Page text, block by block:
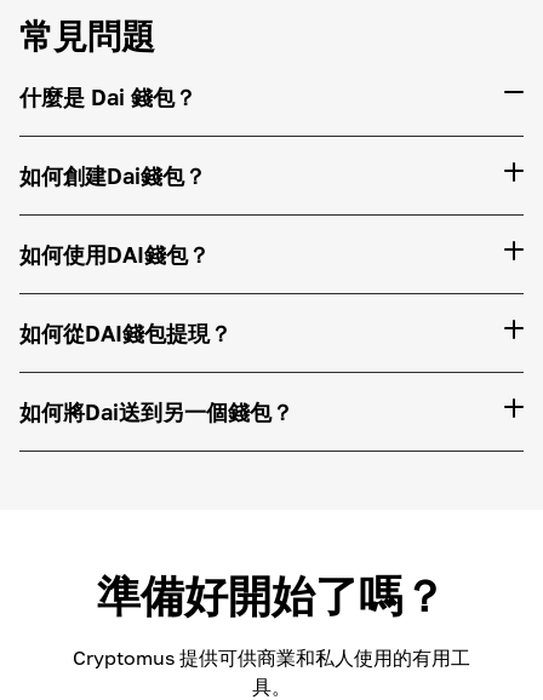
常見問題
什麼是 Dai 錢包？
如何創建Dai錢包？
如何使用DAI錢包？
如何從DAI錢包提現？
如何將Dai送到另一個錢包？
準備好開始了嗎？
Cryptomus 提供可供商業和私人使用的有用工
具。